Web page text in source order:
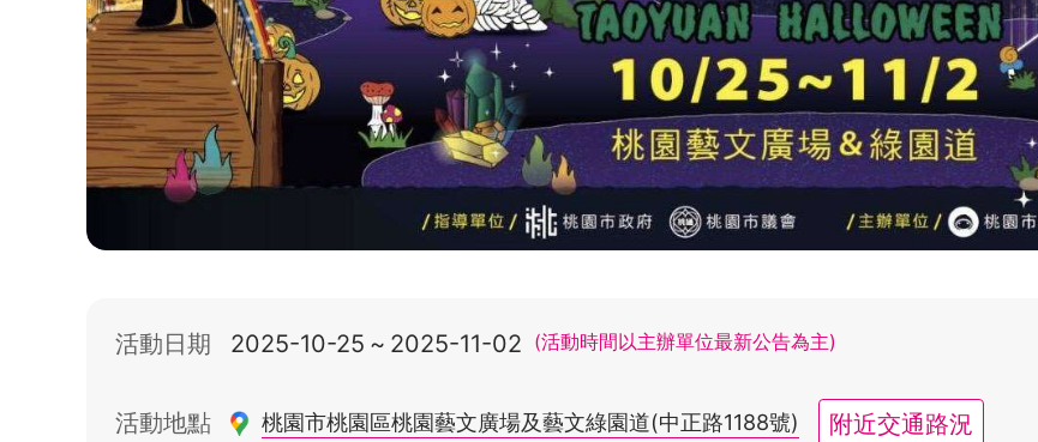
活動日期 2025-10-25 ~ 2025-11-02 (活動時間以主辦單位最新公告為主)
活動地點 桃園市桃園區桃園藝文廣場及藝文綠園道(中正路1188號) 附近交通路況